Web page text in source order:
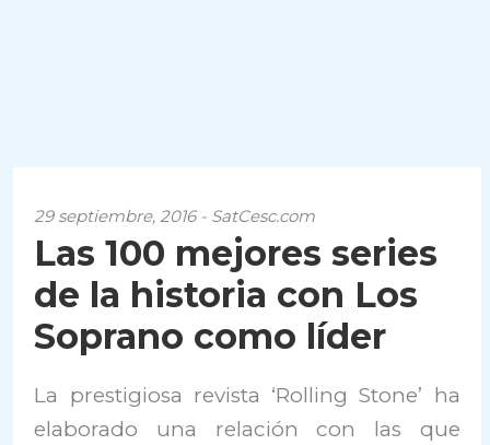
29 septiembre, 2016 - SatCesc.com
Las 100 mejores series
de la historia con Los
Soprano como líder
La prestigiosa revista ‘Rolling Stone’ ha
elaborado una relación con las que